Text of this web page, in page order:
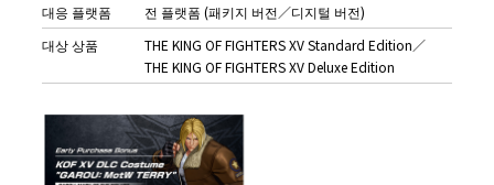
대응 플랫폼
전 플랫폼 (패키지 버전／디지털 버전)
대상 상품
THE KING OF FIGHTERS XV Standard Edition／
THE KING OF FIGHTERS XV Deluxe Edition